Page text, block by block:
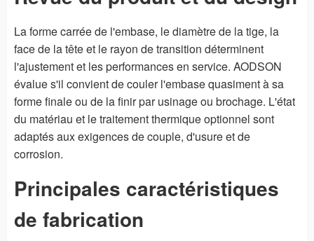
La forme carrée de l'embase, le diamètre de la tige, la
face de la tête et le rayon de transition déterminent
l'ajustement et les performances en service. AODSON
évalue s'il convient de couler l'embase quasiment à sa
forme finale ou de la finir par usinage ou brochage. L'état
du matériau et le traitement thermique optionnel sont
adaptés aux exigences de couple, d'usure et de
corrosion.
Principales caractéristiques
de fabrication